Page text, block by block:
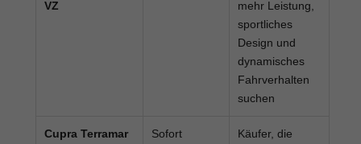
VZ
mehr Leistung,
sportliches
Design und
dynamisches
Fahrverhalten
suchen
Cupra Terramar
Sofort
Käufer, die